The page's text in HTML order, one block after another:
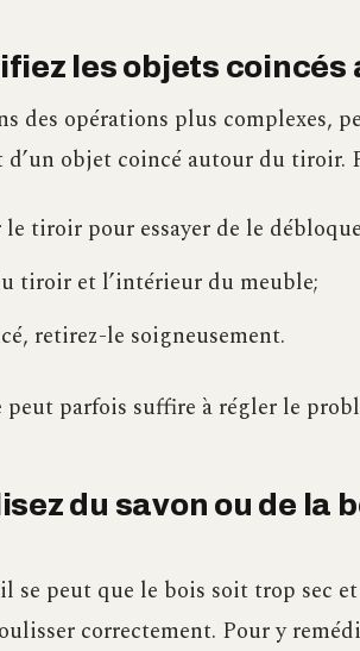
les objets
des opérations plus complexes,
objet coincé autour du tiroir.
tiroir pour essayer de le
tiroir et l’intérieur du meuble;
retirez-le soigneusement.
parfois suffire à régler le
du savon ou de la
se peut que le bois soit trop sec
correctement. Pour y